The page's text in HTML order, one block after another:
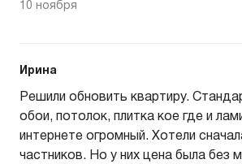
10 ноября
Ирина
Решили обновить квартиру.
обои, потолок, плитка кое где и
интернете огромный. Хотели
частников. Но у них цена была без